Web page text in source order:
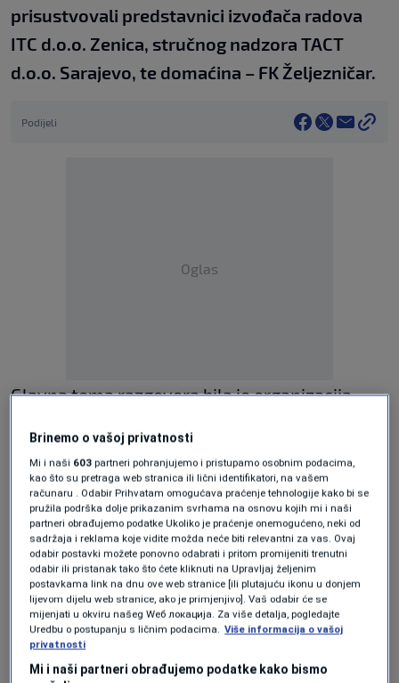
prisustvovali predstavnici izvođača radova
ITC d.o.o. Zenica, stručnog nadzora TACT
d.o.o. Sarajevo, te domaćina – FK Željezničar.
Podijeli
Oglas
Glavna tema razgovora bila je organizacija
termina za početak građevinskih aktivnosti.
Prema dogovoru, početak radova i dolazak
mehanizacije planirani su za sredinu jula,
neposredno nakon evropske utakmice koja je
zakazana za 10. juli 2025. godine, uz uslov da se
do tada okončaju sve administrativne
procedure vezane za prijavu gradilišta.
U narednim sedmicama planirano je
Brinemo o vašoj privatnosti
Mi i naši 603 partneri pohranjujemo i pristupamo osobnim podacima,
kao što su pretraga web stranica ili lični identifikatori, na vašem
računaru . Odabir Prihvatam omogućava praćenje tehnologije kako bi se
pružila podrška dolje prikazanim svrhama na osnovu kojih mi i naši
partneri obrađujemo podatke Ukoliko je praćenje onemogućeno, neki od
sadržaja i reklama koje vidite možda neće biti relevantni za vas. Ovaj
odabir postavki možete ponovno odabrati i pritom promijeniti trenutni
odabir ili pristanak tako što ćete kliknuti na Upravljaj željenim
postavkama link na dnu ove web stranice [ili plutajuću ikonu u donjem
lijevom dijelu web stranice, ako je primjenjivo]. Vaš odabir će se
mijenjati u okviru našeg Wеб локација. Za više detalja, pogledajte
Uredbu o postupanju s ličnim podacima. Više informacija o vašoj
privatnosti
Mi i naši partneri obrađujemo podatke kako bismo